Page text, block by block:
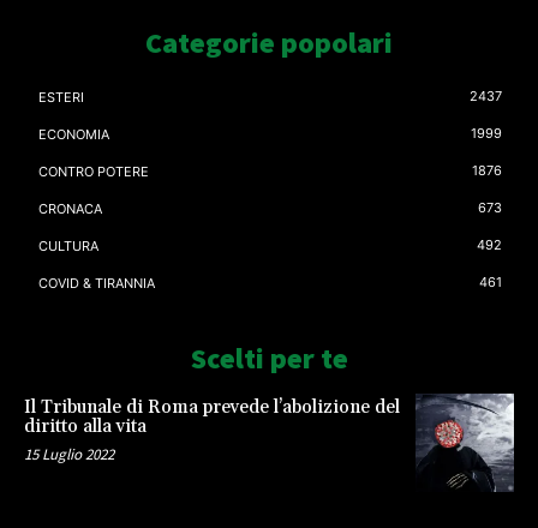
Categorie popolari
ESTERI 2437
ECONOMIA 1999
CONTRO POTERE 1876
CRONACA 673
CULTURA 492
COVID & TIRANNIA 461
Scelti per te
Il Tribunale di Roma prevede l’abolizione del
diritto alla vita
15 Luglio 2022